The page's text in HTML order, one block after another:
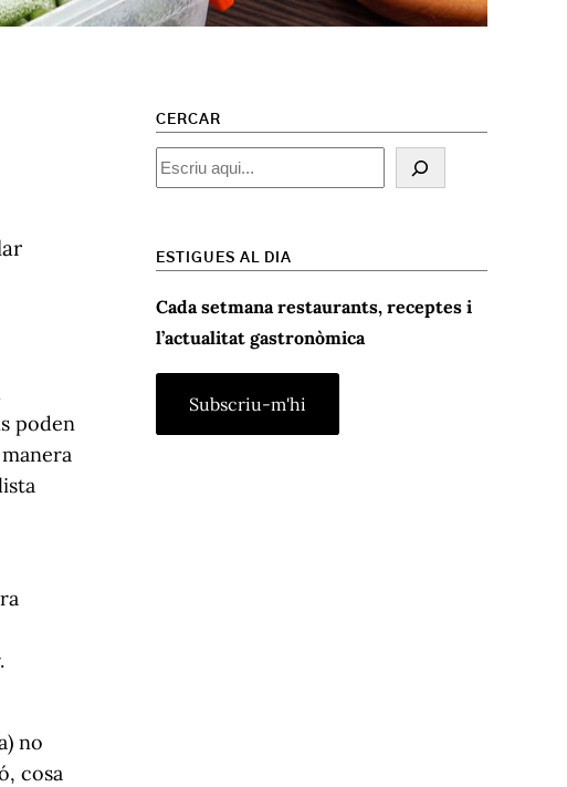
poden
no
cosa
CERCAR
Cercar
ESTIGUES AL DIA
Cada setmana restaurants, receptes i
l’actualitat gastronòmica